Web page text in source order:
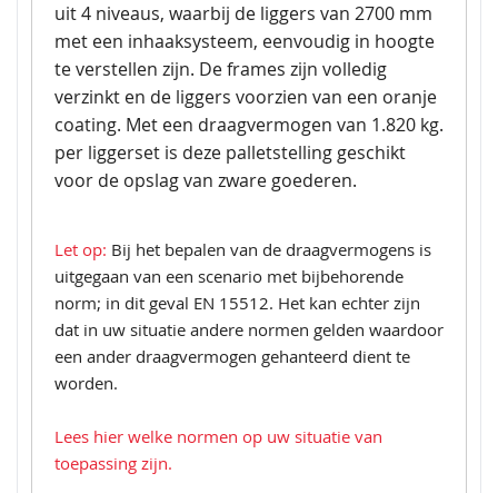
uit 4 niveaus, waarbij de liggers van 2700 mm
met een inhaaksysteem, eenvoudig in hoogte
te verstellen zijn. De frames zijn volledig
verzinkt en de liggers voorzien van een oranje
coating. Met een draagvermogen van 1.820 kg.
per liggerset is deze palletstelling geschikt
voor de opslag van zware goederen.
Let op: Bij het bepalen van de draagvermogens is
uitgegaan van een scenario met bijbehorende
norm; in dit geval EN 15512. Het kan echter zijn
dat in uw situatie andere normen gelden waardoor
een ander draagvermogen gehanteerd dient te
worden.
Lees hier welke normen op uw situatie van
toepassing zijn.